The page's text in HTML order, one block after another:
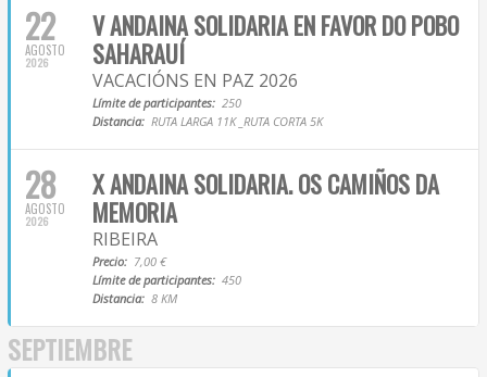
22
AGOSTO
2026
V ANDAINA SOLIDARIA EN FAVOR DO POBO
SAHARAUÍ
VACACIÓNS EN PAZ 2026
Límite de participantes: 250
Distancia: RUTA LARGA 11K _RUTA CORTA 5K
28
AGOSTO
2026
X ANDAINA SOLIDARIA. OS CAMIÑOS DA
MEMORIA
RIBEIRA
Precio: 7,00 €
Límite de participantes: 450
Distancia: 8 KM
SEPTIEMBRE